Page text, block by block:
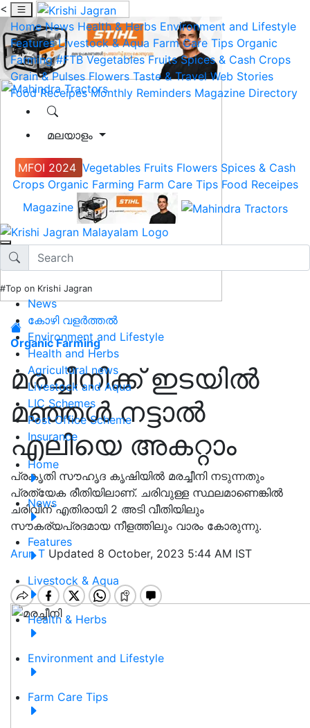
<
Home News Health & Herbs Environment and Lifestyle
Features Livestock & Aqua Farm Care Tips Organic
Farming #FTB Vegetables Fruits Spices & Cash Crops
Grain & Pulses Flowers Taste & Travel Web Stories
Food Receipes Monthly Reminders Magazine Directory
മലയാളം
MFOI 2024 Vegetables Fruits Flowers Spices & Cash
Crops Organic Farming Farm Care Tips Food Receipes
Magazine
#Top on Krishi Jagran
News
കോഴി വളർത്തൽ
Environment and Lifestyle
Health and Herbs
Agricultural news
Livestock and Aqua
LIC Schemes
Post Office Scheme
Insurance
Home
News
Features
Livestock & Aqua
Health & Herbs
Environment and Lifestyle
Farm Care Tips
Organic Farming
മരച്ചീനിക്ക് ഇടയിൽ
മഞ്ഞൾ നട്ടാൽ
എലിയെ അകറ്റാം
പ്രകൃതി സൗഹൃദ കൃഷിയിൽ മരച്ചീനി നടുന്നതും
പ്രത്യേക രീതിയിലാണ്. ചരിവുള്ള സ്ഥലമാണെങ്കിൽ
ചരിവിന് എതിരായി 2 അടി വീതിയിലും
സൗകര്യപ്രദമായ നീളത്തിലും വാരം കോരുന്നു.
Arun T Updated 8 October, 2023 5:44 AM IST